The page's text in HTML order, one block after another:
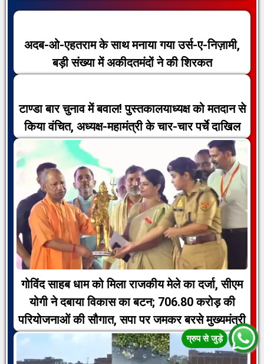
अदब-ओ-एहतराम के साथ मनाया गया उर्स-ए-निज़ामी,
बड़ी संख्या में अकीदतमंदों ने की शिरकत
टाण्डा बार चुनाव में बवाल! पुस्तकालयाध्यक्ष को मतदान से
किया वंचित, अध्यक्ष-महामंत्री के चार-चार पर्चे दाखिल
गोविंद साहब धाम को मिला राजकीय मेले का दर्जा, सीएम
योगी ने दबाया विकास का बटन; 706.80 करोड़ की
परियोजनाओं की सौगात, सपा पर जमकर बरसे मुख्यमंत्री